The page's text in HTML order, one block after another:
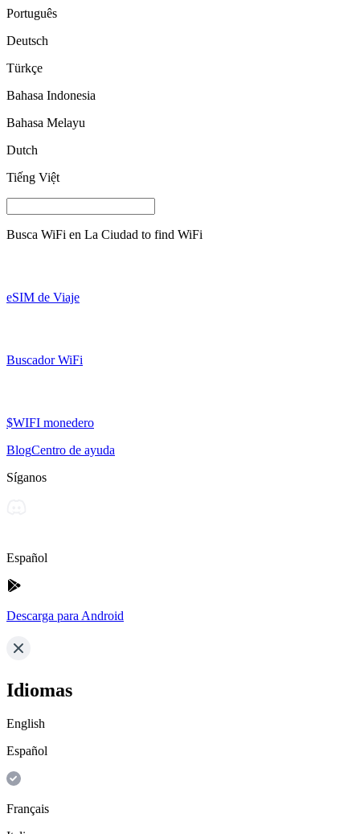
Português
Deutsch
Türkçe
Bahasa Indonesia
Bahasa Melayu
Dutch
Tiếng Việt
Busca WiFi en La Ciudad to find WiFi
eSIM de Viaje
Buscador WiFi
$WIFI monedero
BlogCentro de ayuda
Síganos
Español
Descarga para Android
Idiomas
English
Español
Français